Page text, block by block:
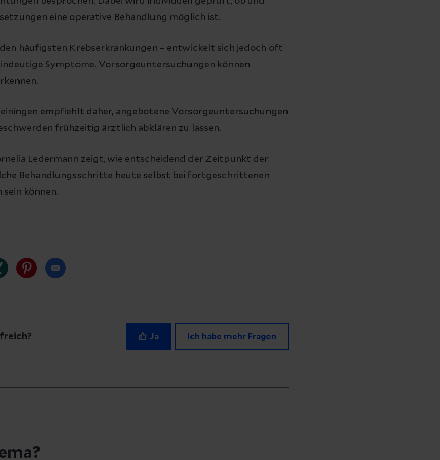
eine operative Behandlung möglich ist.
häufigsten Krebserkrankungen – entwickelt sich jedoch oft
Symptome. Vorsorgeuntersuchungen können
empfiehlt daher, angebotene Vorsorgeuntersuchungen
frühzeitig ärztlich abklären zu lassen.
Ledermann zeigt, wie entscheidend der Zeitpunkt der
Behandlungsschritte heute selbst bei fortgeschrittenen
sein können.
Ja Ich habe mehr Fragen
zu diesem Artikel?